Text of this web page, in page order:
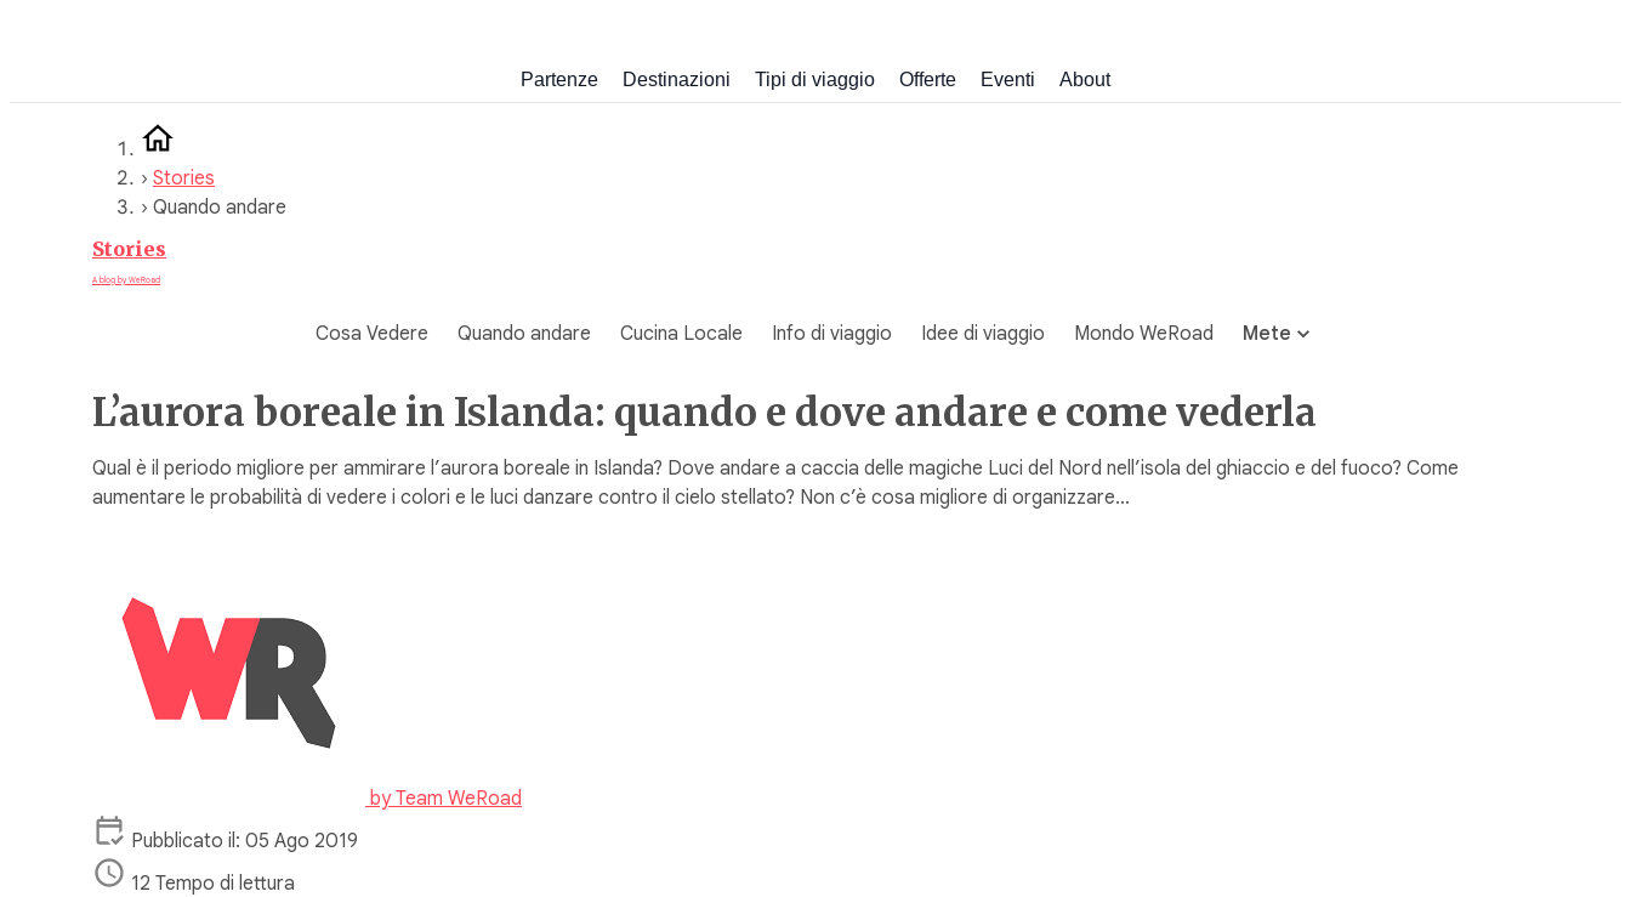
Partenze Destinazioni Tipi di viaggio Offerte Eventi About
› Stories
› Quando andare
Stories
A blog by WeRoad
Cosa Vedere Quando andare Cucina Locale Info di viaggio Idee di viaggio Mondo WeRoad Mete
L’aurora boreale in Islanda: quando e dove andare e come vederla
Qual è il periodo migliore per ammirare l’aurora boreale in Islanda? Dove andare a caccia delle magiche Luci del Nord nell’isola del ghiaccio e del fuoco? Come
aumentare le probabilità di vedere i colori e le luci danzare contro il cielo stellato? Non c’è cosa migliore di organizzare…
byTeam WeRoad
Pubblicato il: 05 Ago 2019
12 Tempo di lettura